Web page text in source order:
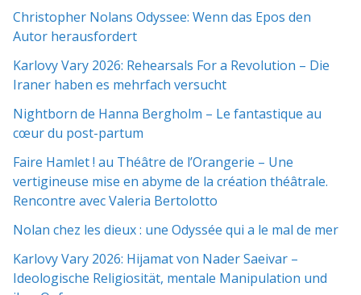
Christopher Nolans Odyssee: Wenn das Epos den
Autor herausfordert
Karlovy Vary 2026: Rehearsals For a Revolution – Die
Iraner haben es mehrfach versucht
Nightborn de Hanna Bergholm – Le fantastique au
cœur du post-partum
Faire Hamlet ! au Théâtre de l’Orangerie – Une
vertigineuse mise en abyme de la création théâtrale.
Rencontre avec Valeria Bertolotto
Nolan chez les dieux : une Odyssée qui a le mal de mer
Karlovy Vary 2026: Hijamat von Nader Saeivar​​ –
Ideologische Religiosität, mentale Manipulation und